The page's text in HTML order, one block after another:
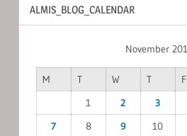
ALMIS_BLOG_CALENDAR
November
M T W T F
1
2 3
7
8 9 10